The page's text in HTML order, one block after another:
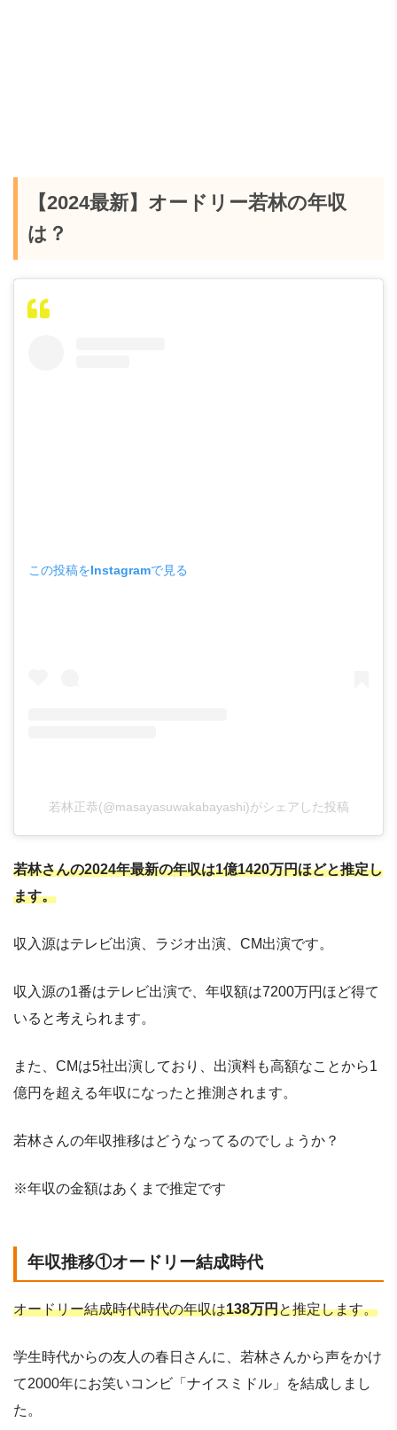
【2024最新】オードリー若林の年収
は？
この投稿をInstagramで見る
若林正恭(@masayasuwakabayashi)がシェアした投稿
若林さんの2024年最新の年収は1億1420万円ほどと推定し
ます。
収入源はテレビ出演、ラジオ出演、CM出演です。
収入源の1番はテレビ出演で、年収額は7200万円ほど得て
いると考えられます。
また、CMは5社出演しており、出演料も高額なことから1
億円を超える年収になったと推測されます。
若林さんの年収推移はどうなってるのでしょうか？
※年収の金額はあくまで推定です
年収推移①オードリー結成時代
オードリー結成時代時代の年収は138万円と推定します。
学生時代からの友人の春日さんに、若林さんから声をかけ
て2000年にお笑いコンビ「ナイスミドル」を結成しまし
た。